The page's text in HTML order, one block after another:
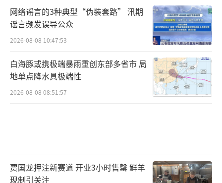
网络谣言的3种典型“伪装套路” 汛期
谣言频发误导公众
2026-08-08 10:47:53
白海豚或携极端暴雨重创东部多省市 局
地单点降水具极端性
2026-08-08 08:51:57
贾国龙押注新赛道 开业3小时售罄 鲜羊
现制引关注